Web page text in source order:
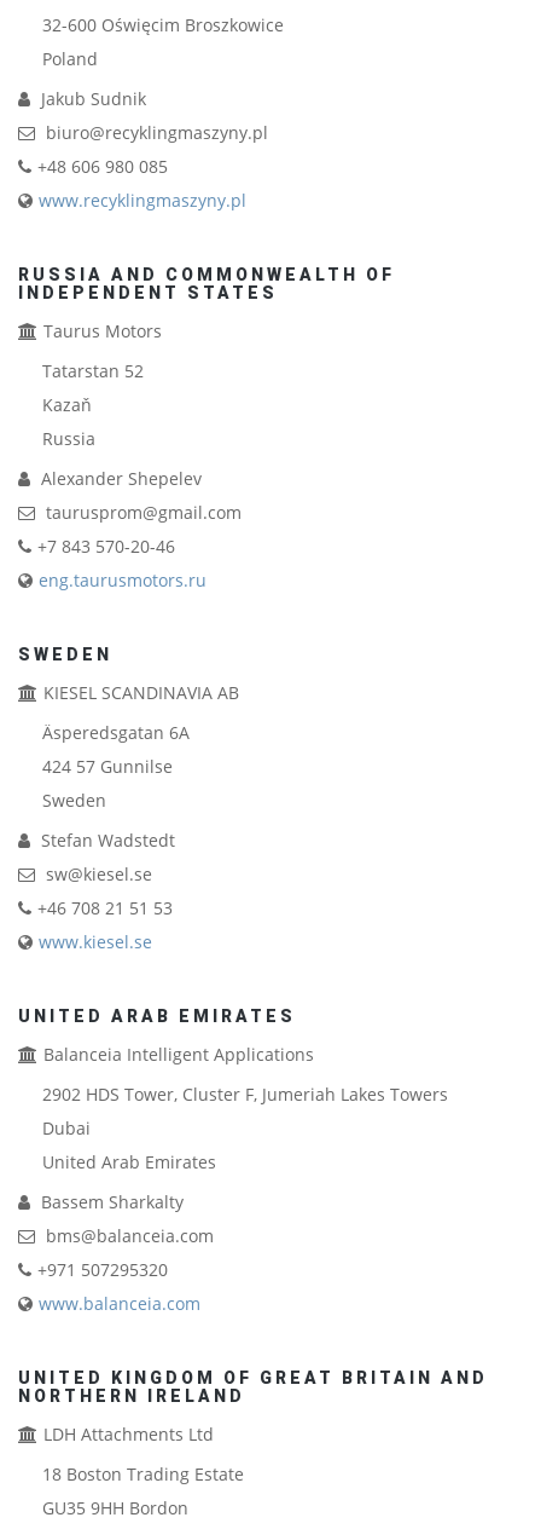
32-600 Oświęcim Broszkowice
Poland
Jakub Sudnik
biuro@recyklingmaszyny.pl
+48 606 980 085
www.recyklingmaszyny.pl
RUSSIA AND COMMONWEALTH OF
INDEPENDENT STATES
Taurus Motors
Tatarstan 52
Kazaň
Russia
Alexander Shepelev
taurusprom@gmail.com
+7 843 570-20-46
eng.taurusmotors.ru
SWEDEN
KIESEL SCANDINAVIA AB
Äsperedsgatan 6A
424 57 Gunnilse
Sweden
Stefan Wadstedt
sw@kiesel.se
+46 708 21 51 53
www.kiesel.se
UNITED ARAB EMIRATES
Balanceia Intelligent Applications
2902 HDS Tower, Cluster F, Jumeriah Lakes Towers
Dubai
United Arab Emirates
Bassem Sharkalty
bms@balanceia.com
+971 507295320
www.balanceia.com
UNITED KINGDOM OF GREAT BRITAIN AND
NORTHERN IRELAND
LDH Attachments Ltd
18 Boston Trading Estate
GU35 9HH Bordon